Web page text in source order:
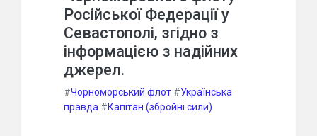
Російської Федерації у
Севастополі, згідно з
інформацією з надійних
джерел.
#Чорноморський флот #Українська
правда #Капітан (збройні сили)